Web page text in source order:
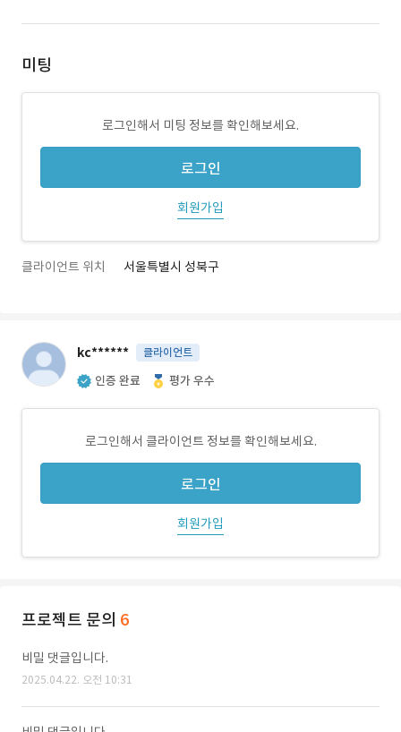
미팅
로그인해서 미팅 정보를 확인해보세요.
로그인
회원가입
클라이언트 위치 서울특별시 성북구
kc****** 클라이언트
인증 완료 평가 우수
로그인해서 클라이언트 정보를 확인해보세요.
로그인
회원가입
프로젝트 문의 6
비밀 댓글입니다.
2025.04.22. 오전 10:31